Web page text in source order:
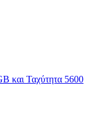
και Ταχύτητα 5600